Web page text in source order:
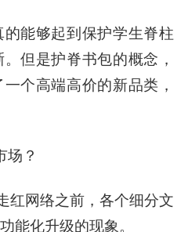
能够起到保护学生脊柱
但是护脊书包的概念，
个高端高价的新品类，
场？
红网络之前，各个细分文
能化升级的现象。